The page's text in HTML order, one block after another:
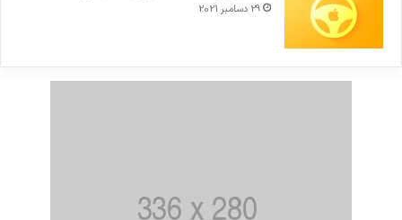
29 دسامبر 2021